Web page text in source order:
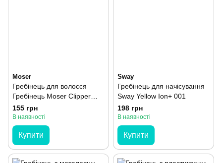
Moser
Гребінець для волосся
Гребінець Moser Clipper
Comb
155 грн
В наявності
Купити
Sway
Гребінець для начісування
Sway Yellow Ion+ 001
198 грн
В наявності
Купити